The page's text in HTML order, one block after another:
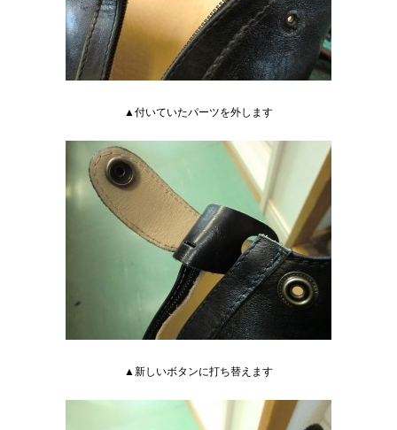
▲付いていたパーツを外します
▲新しいボタンに打ち替えます